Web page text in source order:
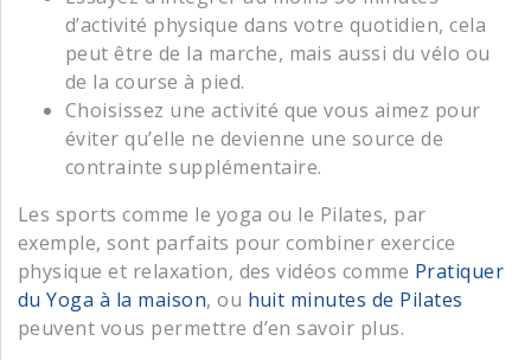
d’activité physique dans votre quotidien, cela
peut être de la marche, mais aussi du vélo ou
de la course à pied.
Choisissez une activité que vous aimez pour
éviter qu’elle ne devienne une source de
contrainte supplémentaire.
Les sports comme le yoga ou le Pilates, par
exemple, sont parfaits pour combiner exercice
physique et relaxation, des vidéos comme Pratiquer
du Yoga à la maison, ou huit minutes de Pilates
peuvent vous permettre d’en savoir plus.